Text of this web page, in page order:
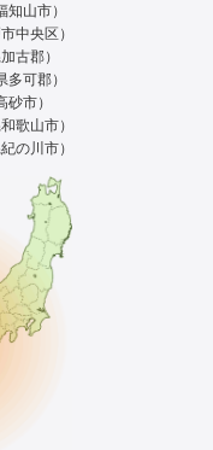
知山市）
中央区）
古郡）
多可郡）
砂市）
歌山市）
の川市）